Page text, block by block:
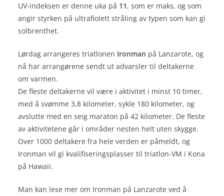
UV-indeksen er denne uka på 11, som er maks, og som
angir styrken på ultrafiolett stråling av typen som kan gi
solbrenthet.
Lørdag arrangeres triatlonen Ironman på Lanzarote, og
nå har arrangørene sendt ut advarsler til deltakerne
om varmen.
De fleste deltakerne vil være i aktivitet i minst 10 timer,
med å svømme 3,8 kilometer, sykle 180 kilometer, og
avslutte med en seig maraton på 42 kilometer. De fleste
av aktivitetene går i områder nesten helt uten skygge.
Over 1000 deltakere fra hele verden er påmeldt, og
Ironman vil gi kvalifiseringsplasser til triatlon-VM i Kona
på Hawaii.
Man kan lese mer om Ironman på Lanzarote ved å